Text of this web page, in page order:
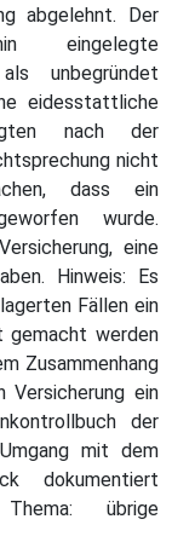
abgelehnt. Der
eingelegte
unbegründet
eidesstattliche
nach der
nicht
dass ein
wurde.
eine
Hinweis: Es
Fällen ein
gemacht werden
Zusammenhang
Versicherung ein
der
mit dem
dokumentiert
übrige